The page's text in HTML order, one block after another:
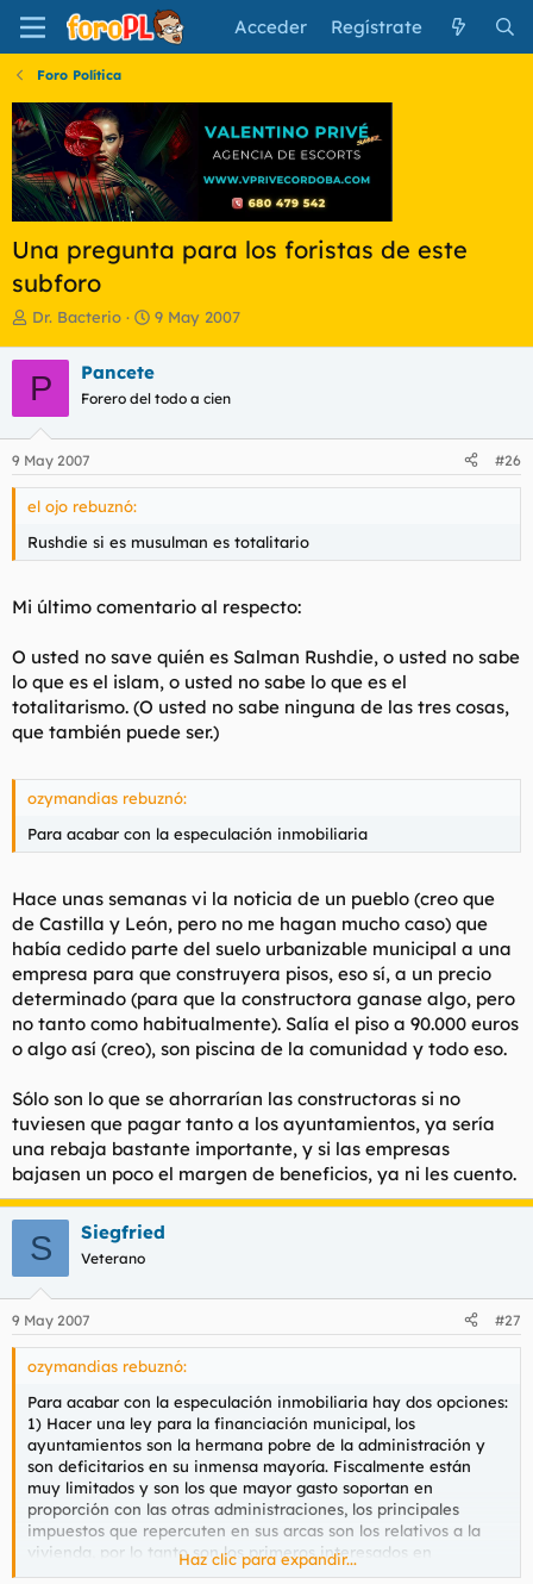
Acceder Regístrate
Foro Política
Una pregunta para los foristas de este
subforo
I
i
c
i
a
d
o
r
d
l
m
Dr. Bacterio
F
h
a
e
n
i
9 May 2007
P Pancete
Forero del todo a cien
9 May 2007 #26
el ojo rebuznó:
Rushdie si es musulman es totalitario
Mi último comentario al respecto:
O usted no save quién es Salman Rushdie, o usted no sabe
lo que es el islam, o usted no sabe lo que es el
totalitarismo. (O usted no sabe ninguna de las tres cosas,
que también puede ser.)
ozymandias rebuznó:
Para acabar con la especulación inmobiliaria
Hace unas semanas vi la noticia de un pueblo (creo que
de Castilla y León, pero no me hagan mucho caso) que
había cedido parte del suelo urbanizable municipal a una
empresa para que construyera pisos, eso sí, a un precio
determinado (para que la constructora ganase algo, pero
no tanto como habitualmente). Salía el piso a 90.000 euros
o algo así (creo), son piscina de la comunidad y todo eso.
Sólo son lo que se ahorrarían las constructoras si no
tuviesen que pagar tanto a los ayuntamientos, ya sería
una rebaja bastante importante, y si las empresas
bajasen un poco el margen de beneficios, ya ni les cuento.
S Siegfried
Veterano
9 May 2007 #27
ozymandias rebuznó:
Para acabar con la especulación inmobiliaria hay dos opciones:
1) Hacer una ley para la financiación municipal, los
ayuntamientos son la hermana pobre de la administración y
son deficitarios en su inmensa mayoría. Fiscalmente están
muy limitados y son los que mayor gasto soportan en
proporción con las otras administraciones, los principales
impuestos que repercuten en sus arcas son los relativos a la
vivienda, por lo tanto son los primeros interesados en
especular con el suelo. Mientras la vivienda siga a unos precios
Haz clic para expandir...